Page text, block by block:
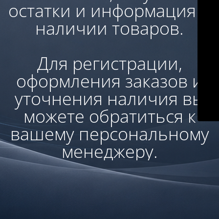
остатки и информация о
наличии товаров.
Для регистрации,
оформления заказов и
уточнения наличия вы
можете обратиться к
вашему персональному
менеджеру.